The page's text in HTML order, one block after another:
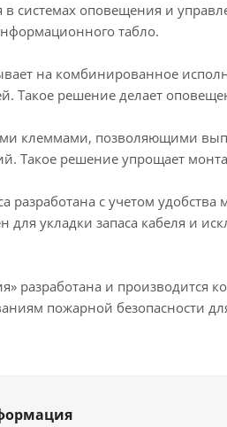
в системах оповещения и
табло.
на комбинированное
Такое решение делает
клеммами, позволяющими
Такое решение упрощает
разработана с учетом
для укладки запаса кабеля и
разработана и производится
пожарной безопасности